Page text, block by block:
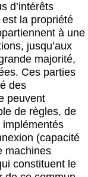
d’intérêts
est la propriété
à une
jusqu’aux
majorité,
Ces parties
des
peuvent
de règles, de
(capacité
machines
constituent le